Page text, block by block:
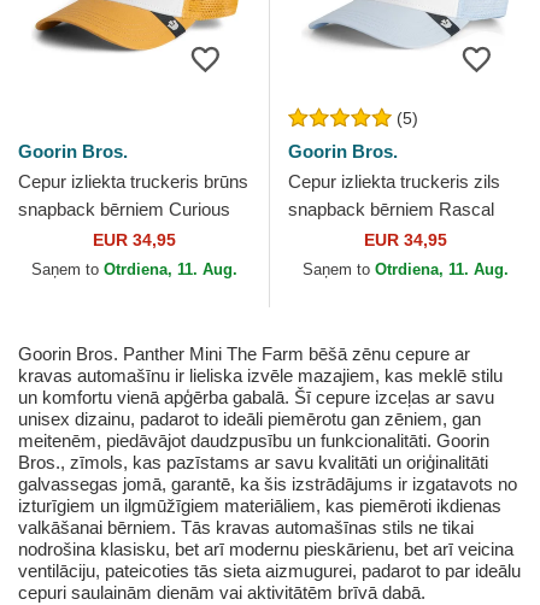
Goorin Bros.
Cepur izliekta truckeris brūns
snapback bērniem Curious
Cat Mini The Farm no Goorin
Bros.
EUR 34,95
Saņem to Otrdiena, 11. Aug.
(5)
Goorin Bros.
Cepur izliekta truckeris zils
snapback bērniem Rascal
Raccoon Mini The Farm no
Goorin Bros.
EUR 34,95
Saņem to Otrdiena, 11. Aug.
Goorin Bros. Panther Mini The Farm bēšā zēnu cepure ar
kravas automašīnu ir lieliska izvēle mazajiem, kas meklē stilu
un komfortu vienā apģērba gabalā. Šī cepure izceļas ar savu
unisex dizainu, padarot to ideāli piemērotu gan zēniem, gan
meitenēm, piedāvājot daudzpusību un funkcionalitāti. Goorin
Bros., zīmols, kas pazīstams ar savu kvalitāti un oriģinalitāti
galvassegas jomā, garantē, ka šis izstrādājums ir izgatavots no
izturīgiem un ilgmūžīgiem materiāliem, kas piemēroti ikdienas
valkāšanai bērniem. Tās kravas automašīnas stils ne tikai
nodrošina klasisku, bet arī modernu pieskārienu, bet arī veicina
ventilāciju, pateicoties tās sieta aizmugurei, padarot to par ideālu
cepuri saulainām dienām vai aktivitātēm brīvā dabā.